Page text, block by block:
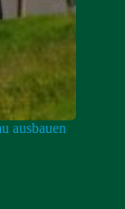
ausbauen